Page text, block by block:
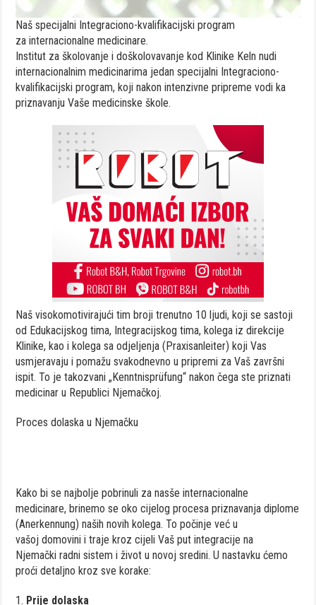
Našspecijalni Integraciono-kvalifikacijski program
zainternacionalne medicinare.
Institut za školovanje idoškolovavanje kod Klinike Keln nudi
internacionalnimmedicinarima jedan specijalni Integraciono-
kvalifikacijski program, kojinakon intenzivne pripreme vodi ka
priznavanju Vašemedicinske škole.
Našvisokomotivirajući tim broji trenutno 10 ljudi, koji sesastoji
od Edukacijskog tima, Integracijskog tima, kolega iz direkcije
Klinike, kaoi kolega sa odjeljenja (Praxisanleiter) koji Vas
usmjeravaju ipomažu svakodnevno upripremi za Vaš završni
ispit.To jetakozvani„Kenntnisprüfung“nakon čega ste priznati
medicinar u Republici Njemačkoj.
Proces dolaska u Njemačku
Kako bi senajbolje pobrinuli za nasše internacionalne
medicinare, brinemo seoko cijelog procesa priznavanja diplome
(Anerkennung)naših novih kolega.To počinje veću
vašoj domovini itraje kroz cijeliVaš put integracije na
Njemački radni sistem i život unovoj sredini. Unastavku ćemo
proći detaljno kroz sve korake:
1. Prije dolaska